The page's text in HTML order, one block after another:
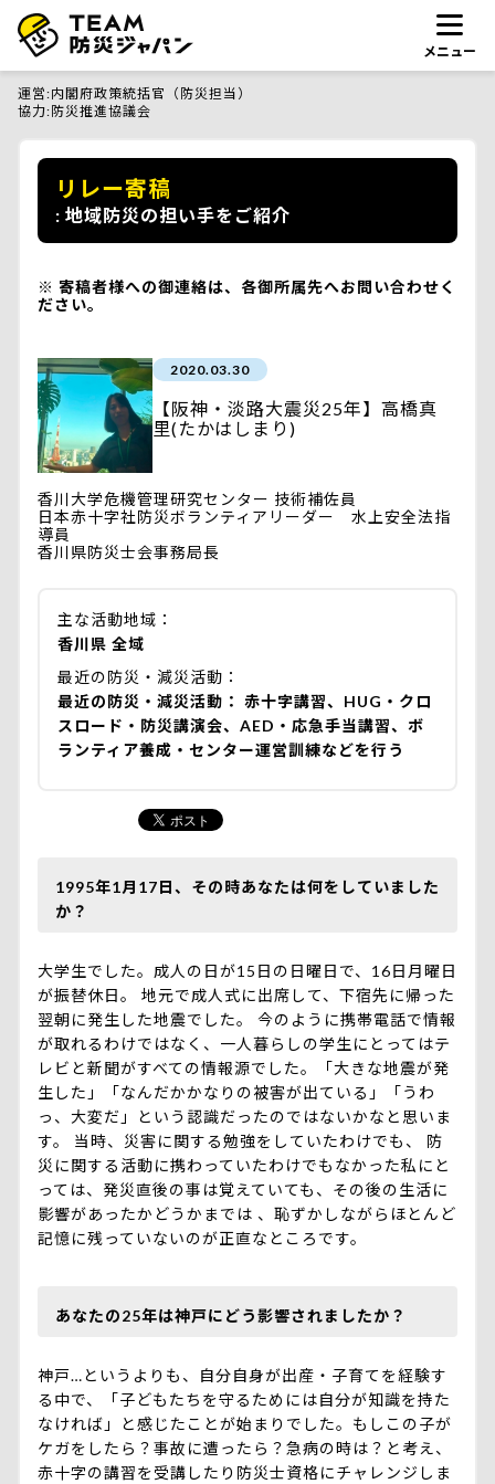
メニュー
運営 内閣府政策統括官（防災担当）
協力 防災推進協議会
リレー寄稿
地域防災の担い手をご紹介
寄稿者様への御連絡は、各御所属先へお問い合わせく
ださい。
2020.03.30
【阪神・淡路大震災25年】高橋真
里(たかはしまり)
香川大学危機管理研究センター 技術補佐員
日本赤十字社防災ボランティアリーダー 水上安全法指
導員
香川県防災士会事務局長
主な活動地域
香川県 全域
最近の防災・減災活動
最近の防災・減災活動： 赤十字講習、HUG・クロ
スロード・防災講演会、AED・応急手当講習、ボ
ランティア養成・センター運営訓練などを行う
1995年1月17日、その時あなたは何をしていました
か？
大学生でした。成人の日が15日の日曜日で、16日月曜日
が振替休日。 地元で成人式に出席して、下宿先に帰った
翌朝に発生した地震でした。 今のように携帯電話で情報
が取れるわけではなく、一人暮らしの学生にとってはテ
レビと新聞がすべての情報源でした。「大きな地震が発
生した」「なんだかかなりの被害が出ている」「うわ
っ、大変だ」という認識だったのではないかなと思いま
す。 当時、災害に関する勉強をしていたわけでも、 防
災に関する活動に携わっていたわけでもなかった私にと
っては、発災直後の事は覚えていても、その後の生活に
影響があったかどうかまでは 、恥ずかしながらほとんど
記憶に残っていないのが正直なところです。
あなたの25年は神戸にどう影響されましたか？
神戸…というよりも、自分自身が出産・子育てを経験す
る中で、「子どもたちを守るためには自分が知識を持た
なければ」と感じたことが始まりでした。もしこの子が
ケガをしたら？事故に遭ったら？急病の時は？と考え、
赤十字の講習を受講したり防災士資格にチャレンジしま